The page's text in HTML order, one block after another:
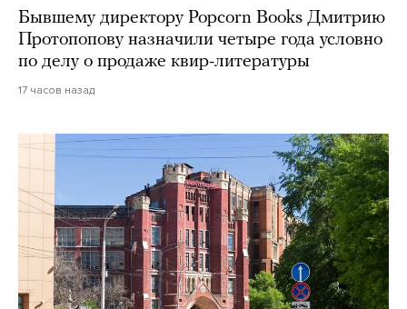
Бывшему директору Popcorn Books Дмитрию
Протопопову назначили четыре года условно
по делу о продаже квир-литературы
17 часов назад